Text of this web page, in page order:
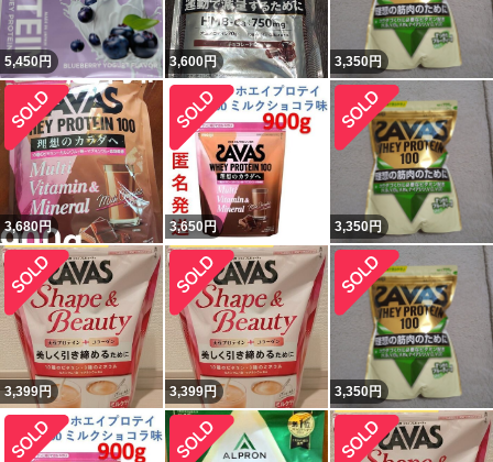
5,450円 3,600円 3,350円
3,680円 3,650円 3,350円
3,399円 3,399円 3,350円